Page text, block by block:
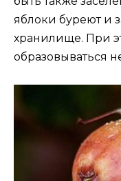
яблоки буреют и
хранилище. При
образовываться